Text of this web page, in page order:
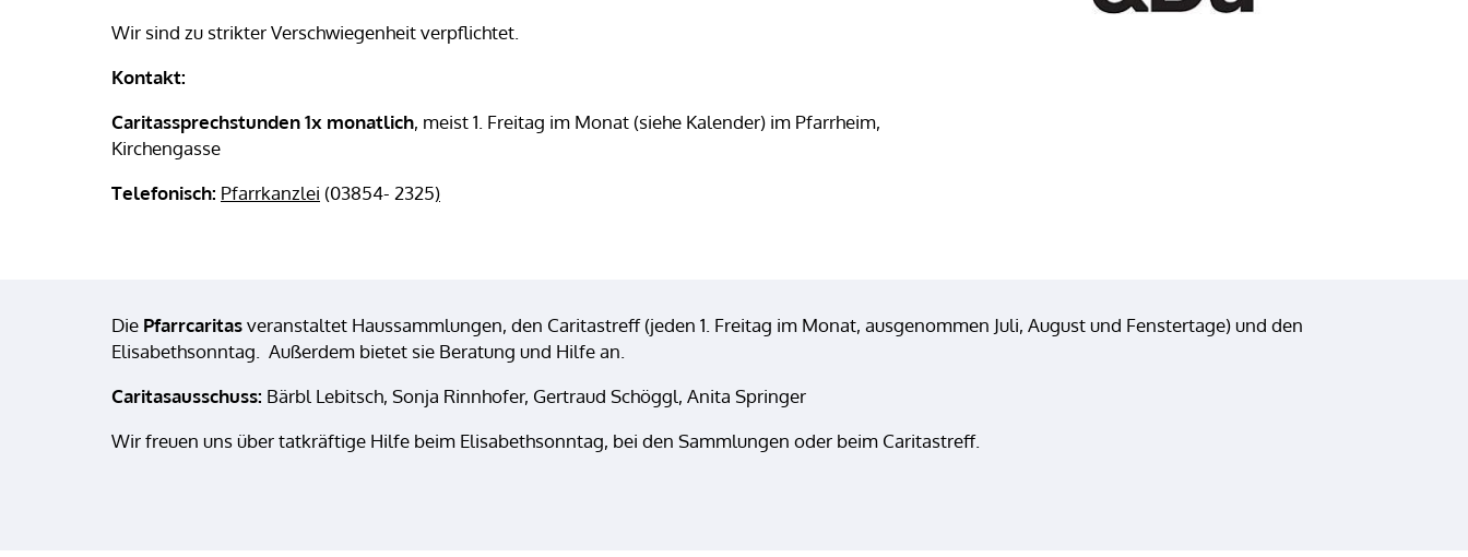
Wir sind zu strikter Verschwiegenheit verpflichtet.
Kontakt:
Caritassprechstunden 1x monatlich, meist 1. Freitag im Monat (siehe Kalender) im Pfarrheim,
Kirchengasse
Telefonisch: Pfarrkanzlei (03854- 2325)
Die Pfarrcaritasveranstaltet Haussammlungen, den Caritastreff (jeden 1. Freitag im Monat, ausgenommen Juli, August und Fenstertage) und den
Elisabethsonntag. Außerdem bietet sie Beratung und Hilfe an.
Caritasausschuss: Bärbl Lebitsch, Sonja Rinnhofer, Gertraud Schöggl, Anita Springer
Wir freuen uns über tatkräftige Hilfe beim Elisabethsonntag, bei den Sammlungen oder beim Caritastreff.